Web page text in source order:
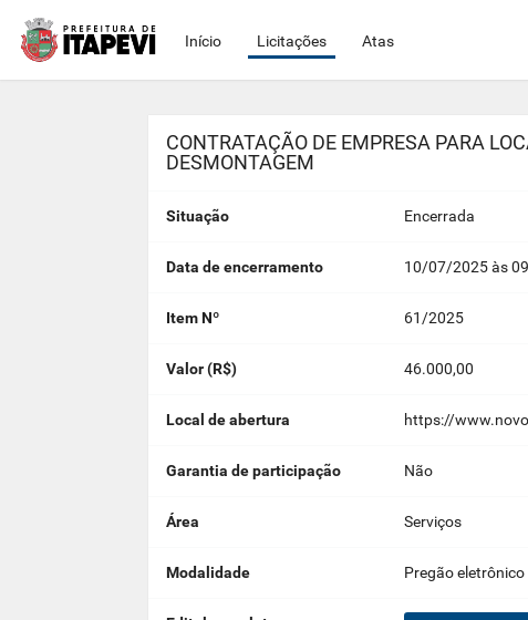
Início Licitações Atas
CONTRATAÇÃO DE EMPRESA PARA
DESMONTAGEM
Situação Encerrada
Data de encerramento 10/07/2025 às
Item Nº 61/2025
Valor (R$) 46.000,00
Local de abertura https://
Garantia de participação Não
Área Serviços
Modalidade Pregão eletrônico